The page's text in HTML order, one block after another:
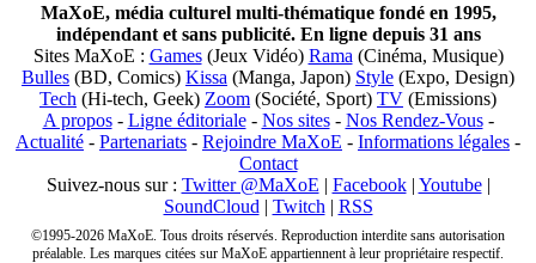
MaXoE, média culturel multi-thématique fondé en 1995,
indépendant et sans publicité. En ligne depuis 31 ans
Sites MaXoE : Games(Jeux Vidéo) Rama (Cinéma, Musique)
Bulles (BD, Comics) Kissa (Manga, Japon) Style (Expo, Design)
Tech (Hi-tech, Geek) Zoom (Société, Sport) TV (Emissions)
A propos- Ligne éditoriale- Nos sites- Nos Rendez-Vous-
Actualité - Partenariats - Rejoindre MaXoE - Informations légales -
Contact
Suivez-nous sur : Twitter @MaXoE | Facebook| Youtube|
SoundCloud | Twitch | RSS
©1995-2026 MaXoE. Tous droits réservés. Reproduction interdite sans autorisation
préalable. Les marques citées sur MaXoE appartiennent à leur propriétaire respectif.